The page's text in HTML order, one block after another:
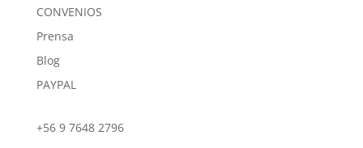
CONVENIOS
Prensa
Blog
PAYPAL
+56 9 7648 2796